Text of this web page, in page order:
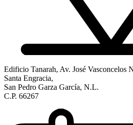
Edificio Tanarah, Av. José Vasconcelos
Santa Engracia,
San Pedro Garza García, N.L.
C.P. 66267